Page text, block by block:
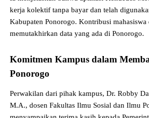
kerja kolektif tanpa bayar dan telah
Kabupaten Ponorogo. Kontribusi mahasiswa
memutakhirkan data yang ada di Ponorogo.
Komitmen Kampus dalam
Ponorogo
Perwakilan dari pihak kampus, Dr. Robby
M.A., dosen Fakultas Ilmu Sosial dan Ilmu